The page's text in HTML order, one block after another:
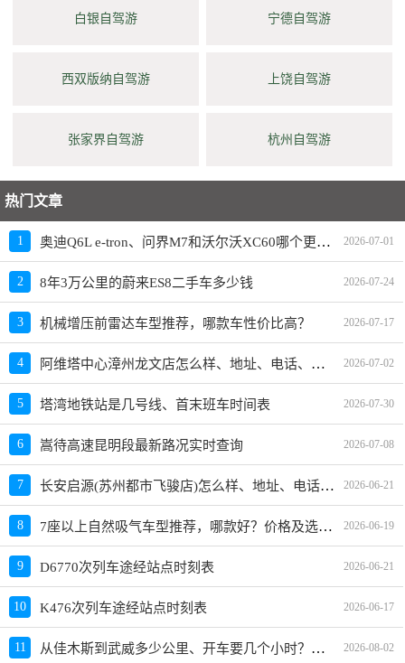
白银自驾游 宁德自驾游
西双版纳自驾游 上饶自驾游
张家界自驾游 杭州自驾游
热门文章
1 奥迪Q6L e-tron、问界M7和沃尔沃XC60哪个更值得买？性价比、配置对比 2026-07-01
2 8年3万公里的蔚来ES8二手车多少钱 2026-07-24
3 机械增压前雷达车型推荐，哪款车性价比高？ 2026-07-17
4 阿维塔中心漳州龙文店怎么样、地址、电话、上班时间查询 2026-07-02
5 塔湾地铁站是几号线、首末班车时间表 2026-07-30
6 嵩待高速昆明段最新路况实时查询 2026-07-08
7 长安启源(苏州都市飞骏店)怎么样、地址、电话、上班时间查询 2026-06-21
8 7座以上自然吸气车型推荐，哪款好？价格及选购指南 2026-06-19
9 D6770次列车途经站点时刻表 2026-06-21
10 K476次列车途经站点时刻表 2026-06-17
11 从佳木斯到武威多少公里、开车要几个小时？过路费、油费等 2026-08-02